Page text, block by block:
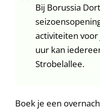
Bij Borussia
activiteiten voor
uur kan
Strobelallee.
Boek je een